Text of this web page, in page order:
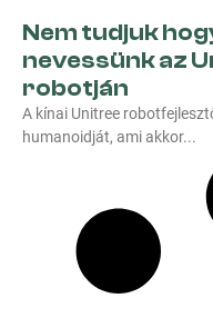
Nem tudjuk
nevessünk az
robotján
A kínai Unitree
humanoidját, ami akkor